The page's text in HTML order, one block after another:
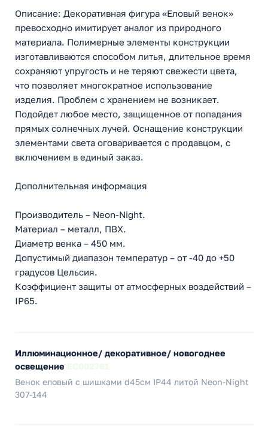
Описание: Декоративная фигура «Еловый венок»
превосходно имитирует аналог из природного
материала. Полимерные элементы конструкции
изготавливаются способом литья, длительное время
сохраняют упругость и не теряют свежести цвета,
что позволяет многократное использование
изделия. Проблем с хранением не возникает.
Подойдет любое место, защищенное от попадания
прямых солнечных лучей. Оснащение конструкции
элементами света оговаривается с продавцом, с
включением в единый заказ.
Дополнительная информация
Производитель – Neon-Night.
Материал – металл, ПВХ.
Диаметр венка – 450 мм.
Допустимый диапазон температур – от -40 до +50
градусов Цельсия.
Коэффициент защиты от атмосферных воздействий –
IP65.
Иллюминационное/ декоративное/ новогоднее
освещение
Венок еловый с шишками d45см IP44 литой Neon-Night
307-144